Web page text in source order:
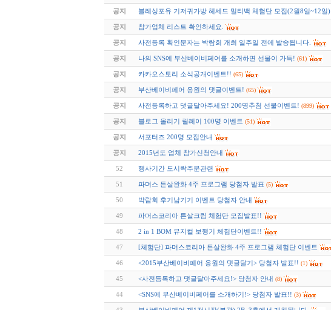
공지 블레싱포유 기저귀가방 헤세드 멀티백 체험단 모집(2월8일~12일)
공지 참가업체 리스트 확인하세요.
공지 사전등록 확인문자는 박람회 개최 일주일 전에 발송됩니다.
공지 나의 SNS에 부산베이비페어를 소개하면 선물이 가득! (61)
공지 카카오스토리 소식공개이벤트!! (65)
공지 부산베이비페어 응원의 댓글이벤트! (65)
공지 사전등록하고 댓글달아주세요! 200명추첨 선물이벤트! (899)
공지 블로그 올리기 릴레이 100명 이벤트 (51)
공지 서포터즈 200명 모집안내
공지 2015년도 업체 참가신청안내
52 행사기간 도시락주문관련
51 파머스 튼살완화 4주 프로그램 당첨자 발표 (5)
50 박람회 후기남기기 이벤트 당첨자 안내
49 파머스코리아 튼살크림 체험단 모집발표!!
48 2 in 1 BOM 뮤지컬 보행기 체험단이벤트!!
47 [체험단] 파머스코리아 튼살완화 4주 프로그램 체험단 이벤트
46 <2015부산베이비페어 응원의 댓글달기> 당첨자 발표!! (1)
45 <사전등록하고 댓글달아주세요!> 당첨자 안내 (8)
44 <SNS에 부산베이비페어를 소개하기!> 당첨자 발표!! (3)